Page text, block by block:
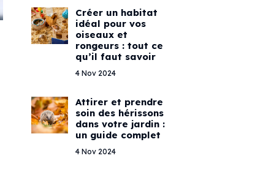
Créer un habitat
idéal pour vos
oiseaux et
rongeurs : tout ce
qu’il faut savoir
4 Nov 2024
Attirer et prendre
soin des hérissons
dans votre jardin :
un guide complet
4 Nov 2024